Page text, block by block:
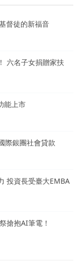
督徒的新福音
六名子女捐贈家扶
能上市
際銀團社會貸款
投資長受臺大EMBA
搶抱AI筆電！